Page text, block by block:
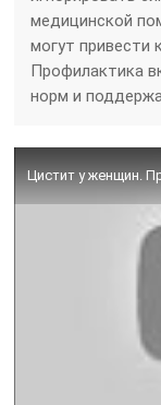
медицинской
могут привести
Профилактика
норм и
Цистит у женщин.